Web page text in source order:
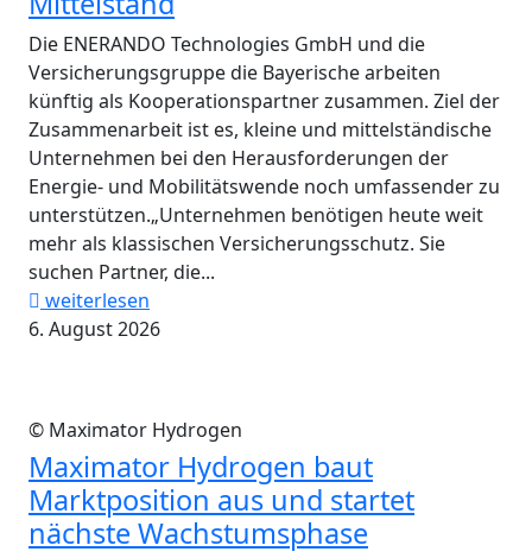
Die ENERANDO Technologies GmbH und die
Versicherungsgruppe die Bayerische arbeiten
künftig als Kooperationspartner zusammen. Ziel der
Zusammenarbeit ist es, kleine und mittelständische
Unternehmen bei den Herausforderungen der
Energie- und Mobilitätswende noch umfassender zu
unterstützen.„Unternehmen benötigen heute weit
mehr als klassischen Versicherungsschutz. Sie
suchen Partner, die...
weiterlesen
6. August 2026
© Maximator Hydrogen
Maximator Hydrogen baut
Marktposition aus und startet
nächste Wachstumsphase